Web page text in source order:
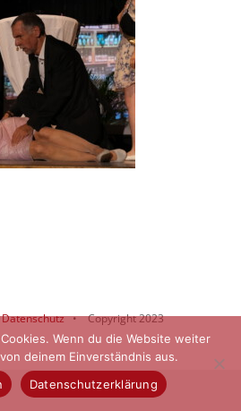
Datenschutz• Copyright 2023
Wenn du die Website weiter
deinem Einverständnis aus.
Datenschutzerklärung